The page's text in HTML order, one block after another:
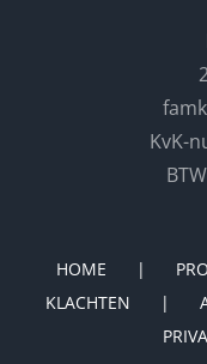
KvK-
HOME
KLACHTEN